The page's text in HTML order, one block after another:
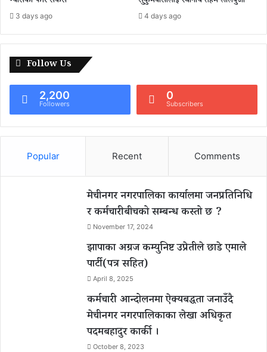
3 days ago 4 days ago
Follow Us
2,200
Followers
0
Subscribers
Popular Recent Comments
मेचीनगर नगरपालिका कार्यालमा जनप्रतिनिधि
र कर्मचारीबीचको सम्बन्ध कस्तो छ ?
November 17, 2024
झापाका अग्रज कम्युनिष्ट उप्रेतीले छाडे एमाले
पार्टी(पत्र सहित)
April 8, 2025
कर्मचारी आन्दोलनमा ऐक्यबद्धता जनाउँदै
मेचीनगर नगरपालिकाका लेखा अधिकृत
पदमबहादुर कार्की ।
October 8, 2023